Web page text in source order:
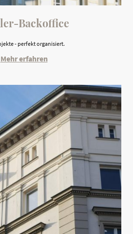
Backoffice
- perfekt organisiert.
Mehr erfahren